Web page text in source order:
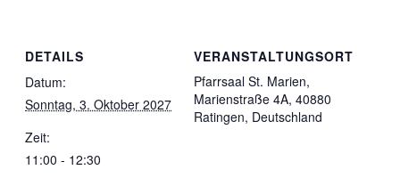
DETAILS
Datum:
Sonntag, 3. Oktober 2027
Zeit:
11:00 - 12:30
VERANSTALTUNGSORT
Pfarrsaal St. Marien,
Marienstraße 4A, 40880
Ratingen, Deutschland